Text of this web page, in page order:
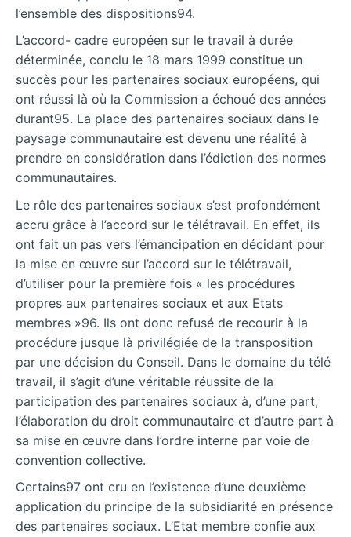
l’ensemble des dispositions94.
L’accord- cadre européen sur le travail à durée
déterminée, conclu le 18 mars 1999 constitue un
succès pour les partenaires sociaux européens, qui
ont réussi là où la Commission a échoué des années
durant95. La place des partenaires sociaux dans le
paysage communautaire est devenu une réalité à
prendre en considération dans l’édiction des normes
communautaires.
Le rôle des partenaires sociaux s’est profondément
accru grâce à l’accord sur le télétravail. En effet, ils
ont fait un pas vers l’émancipation en décidant pour
la mise en œuvre sur l’accord sur le télétravail,
d’utiliser pour la première fois « les procédures
propres aux partenaires sociaux et aux Etats
membres »96. Ils ont donc refusé de recourir à la
procédure jusque là privilégiée de la transposition
par une décision du Conseil. Dans le domaine du télé
travail, il s’agit d’une véritable réussite de la
participation des partenaires sociaux à, d’une part,
l’élaboration du droit communautaire et d’autre part à
sa mise en œuvre dans l’ordre interne par voie de
convention collective.
Certains97 ont cru en l’existence d’une deuxième
application du principe de la subsidiarité en présence
des partenaires sociaux. L’Etat membre confie aux